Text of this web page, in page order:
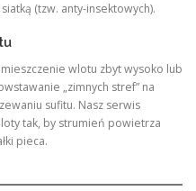
(tzw. anty-insektowych).
wlotu zbyt wysoko lub
„zimnych stref” na
sufitu. Nasz serwis
tak, by strumień powietrza
pieca.